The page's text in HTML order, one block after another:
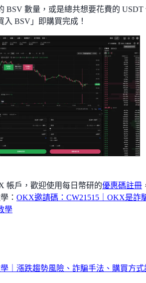
BSV 數量，或是總共想要花費的 USDT
入 BSV」即購買完成！
帳戶，歡迎使用每日幣研的優惠碼註冊
： OKX邀請碼：CW21515｜OKX是詐
學
｜漲跌趨勢風險、詐騙手法、購買方式